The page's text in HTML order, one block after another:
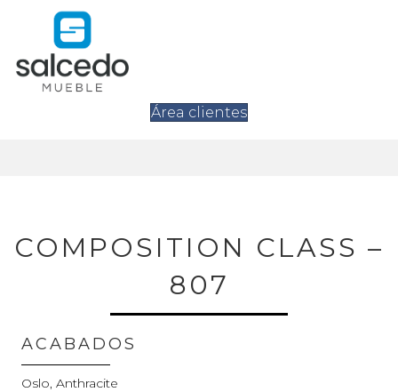
Área clientes
COMPOSITION CLASS –
807
ACABADOS
Oslo, Anthracite